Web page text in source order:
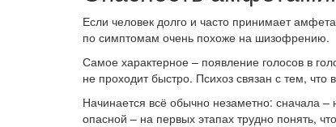
Если человек долго и часто принимает
по симптомам очень похоже на шизофрению.
Самое характерное – появление голосов в
не проходит быстро. Психоз связан с тем, что
Начинается всё обычно незаметно: сначала –
опасной – на первых этапах трудно понять,